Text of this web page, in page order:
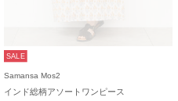
SALE
Samansa Mos2
インド総柄アソートワンピース